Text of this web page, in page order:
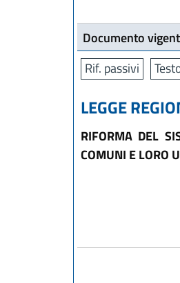
Documento
Rif. passivi
LEGGE
RIFORMA DEL
COMUNI E LORO